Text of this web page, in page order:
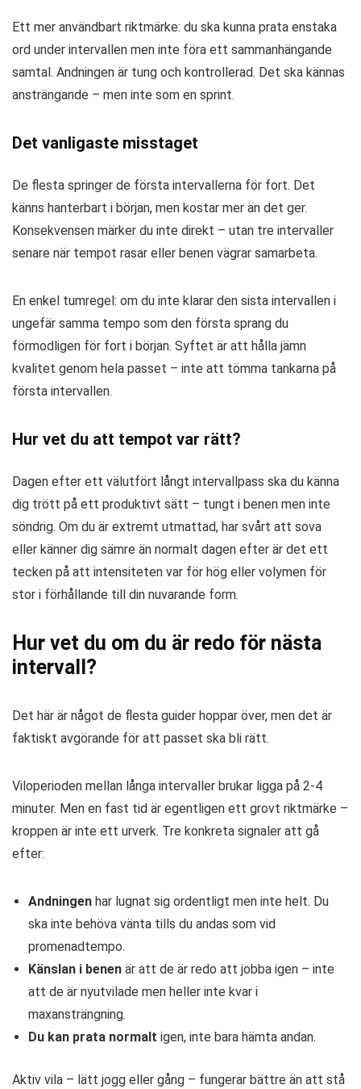
Ett mer användbart riktmärke: du ska kunna prata enstaka
ord under intervallen men inte föra ett sammanhängande
samtal. Andningen är tung och kontrollerad. Det ska kännas
ansträngande – men inte som en sprint.
Det vanligaste misstaget
De flesta springer de första intervallerna för fort. Det
känns hanterbart i början, men kostar mer än det ger.
Konsekvensen märker du inte direkt – utan tre intervaller
senare när tempot rasar eller benen vägrar samarbeta.
En enkel tumregel: om du inte klarar den sista intervallen i
ungefär samma tempo som den första sprang du
förmodligen för fort i början. Syftet är att hålla jämn
kvalitet genom hela passet – inte att tömma tankarna på
första intervallen.
Hur vet du att tempot var rätt?
Dagen efter ett välutfört långt intervallpass ska du känna
dig trött på ett produktivt sätt – tungt i benen men inte
söndrig. Om du är extremt utmattad, har svårt att sova
eller känner dig sämre än normalt dagen efter är det ett
tecken på att intensiteten var för hög eller volymen för
stor i förhållande till din nuvarande form.
Hur vet du om du är redo för nästa
intervall?
Det här är något de flesta guider hoppar över, men det är
faktiskt avgörande för att passet ska bli rätt.
Viloperioden mellan långa intervaller brukar ligga på 2-4
minuter. Men en fast tid är egentligen ett grovt riktmärke –
kroppen är inte ett urverk. Tre konkreta signaler att gå
efter:
Andningen har lugnat sig ordentligt men inte helt. Du
ska inte behöva vänta tills du andas som vid
promenadtempo.
Känslan i benen är att de är redo att jobba igen – inte
att de är nyutvilade men heller inte kvar i
maxansträngning.
Du kan prata normalt igen, inte bara hämta andan.
Aktiv vila – lätt jogg eller gång – fungerar bättre än att stå